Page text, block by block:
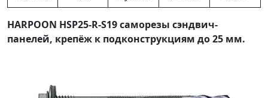
HARPOON HSP25-R-S19 саморезы сэндвич-
панелей, крепёж к подконструкциям до 25 мм.